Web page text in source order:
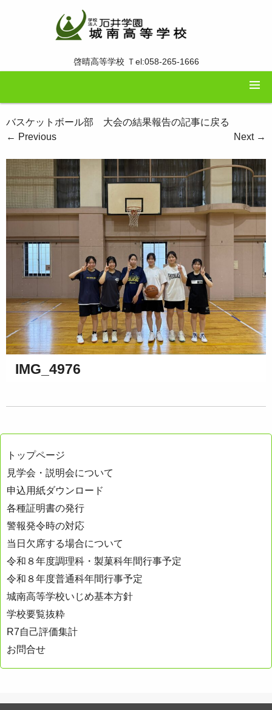
啓晴高等学校 Ｔel:058-265-1666
バスケットボール部 大会の結果報告の記事に戻る
← Previous Next →
IMG_4976
トップページ
見学会・説明会について
申込用紙ダウンロード
各種証明書の発行
警報発令時の対応
当日欠席する場合について
令和８年度調理科・製菓科年間行事予定
令和８年度普通科年間行事予定
城南高等学校いじめ基本方針
学校要覧抜粋
R7自己評価集計
お問合せ